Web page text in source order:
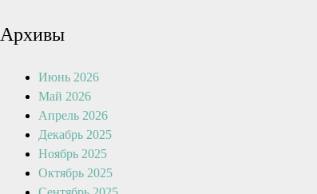
Архивы
Июнь 2026
Май 2026
Апрель 2026
Декабрь 2025
Ноябрь 2025
Октябрь 2025